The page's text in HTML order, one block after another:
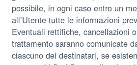
possibile, in ogni caso entro un
all’Utente tutte le informazioni
Eventuali rettifiche, cancellazioni
trattamento saranno comunicate
ciascuno dei destinatari, se